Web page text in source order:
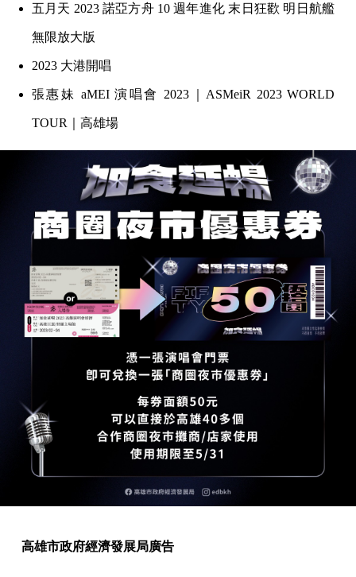
五月天 2023 諾亞方舟 10 週年進化 末日狂歡 明日航艦
無限放大版
2023 大港開唱
張惠妹 aMEI 演唱會 2023｜ASMeiR 2023 WORLD
TOUR｜高雄場
高雄市政府經濟發展局廣告